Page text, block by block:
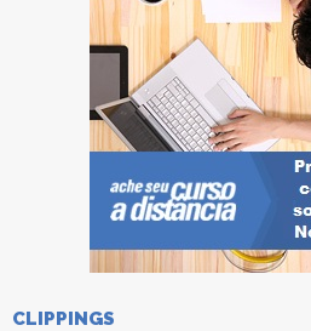
CLIPPINGS